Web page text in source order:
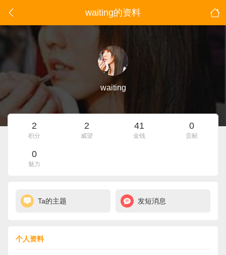
waiting的资料
waiting
2
积分
2
威望
41
金钱
0
贡献
0
魅力
Ta的主题 发短消息
个人资料